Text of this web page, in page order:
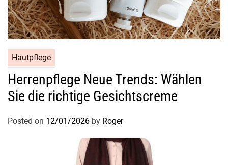
Hautpflege
Herrenpflege Neue Trends: Wählen
Sie die richtige Gesichtscreme
Posted on 12/01/2026 by Roger